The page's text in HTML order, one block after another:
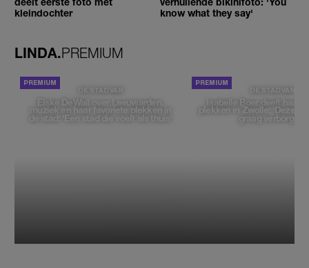
kleindochter
know what they say'
LINDA.PREMIUM
DE STAD VAN
Elske DeWall over Leeuwarden,
muziek en haar favoriete plekken in
de stad: 'Een stad die voelt als thuis'
DE STAD VAN
Isabelle Boer deelt haar
plekken in Zwolle: 'Deze
graag verborgen'